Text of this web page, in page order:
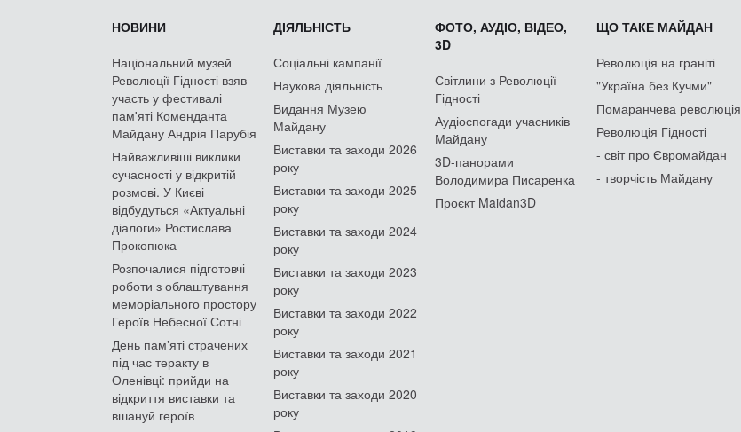
НОВИНИ
Національний музей
Революції Гідності взяв
участь у фестивалі
пам'яті Коменданта
Майдану Андрія Парубія
Найважливіші виклики
сучасності у відкритій
розмові. У Києві
відбудуться «Актуальні
діалоги» Ростислава
Прокопюка
Розпочалися підготовчі
роботи з облаштування
меморіального простору
Героїв Небесної Сотні
День памʼяті страчених
під час теракту в
Оленівці: прийди на
відкриття виставки та
вшануй героїв
ДІЯЛЬНІСТЬ
Соціальні кампанії
Наукова діяльність
Видання Музею
Майдану
Виставки та заходи 2026
року
Виставки та заходи 2025
року
Виставки та заходи 2024
року
Виставки та заходи 2023
року
Виставки та заходи 2022
року
Виставки та заходи 2021
року
Виставки та заходи 2020
року
ФОТО, АУДІО, ВІДЕО,
3D
Світлини з Революції
Гідності
Аудіоспогади учасників
Майдану
3D-панорами
Володимира Писаренка
Проєкт Maidan3D
ЩО ТАКЕ МАЙДАН
Революція на граніті
"Україна без Кучми"
Помаранчева революція
Революція Гідності
- світ про Євромайдан
- творчість Майдану